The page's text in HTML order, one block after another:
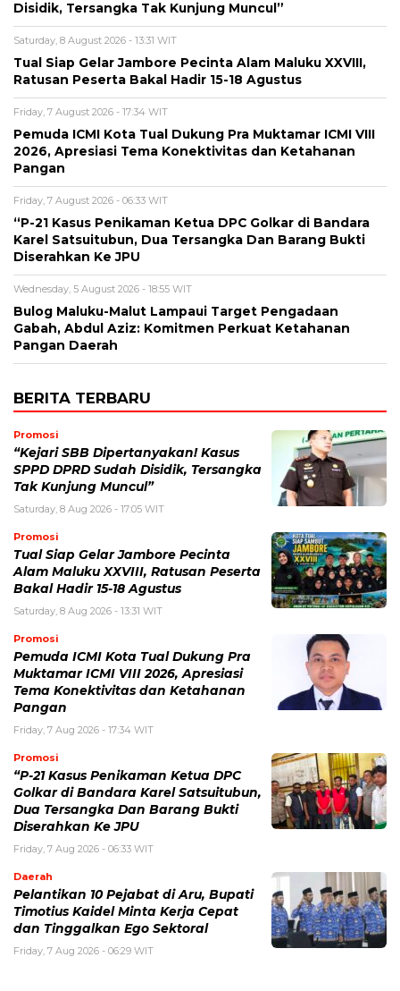
Disidik, Tersangka Tak Kunjung Muncul”
Saturday, 8 August 2026 - 13:31 WIT
Tual Siap Gelar Jambore Pecinta Alam Maluku XXVIII,
Ratusan Peserta Bakal Hadir 15-18 Agustus
Friday, 7 August 2026 - 17:34 WIT
Pemuda ICMI Kota Tual Dukung Pra Muktamar ICMI VIII
2026, Apresiasi Tema Konektivitas dan Ketahanan
Pangan
Friday, 7 August 2026 - 06:33 WIT
“P-21 Kasus Penikaman Ketua DPC Golkar di Bandara
Karel Satsuitubun, Dua Tersangka Dan Barang Bukti
Diserahkan Ke JPU
Wednesday, 5 August 2026 - 18:55 WIT
Bulog Maluku-Malut Lampaui Target Pengadaan
Gabah, Abdul Aziz: Komitmen Perkuat Ketahanan
Pangan Daerah
BERITA TERBARU
Promosi
“Kejari SBB Dipertanyakan! Kasus
SPPD DPRD Sudah Disidik, Tersangka
Tak Kunjung Muncul”
Saturday, 8 Aug 2026 - 17:05 WIT
Promosi
Tual Siap Gelar Jambore Pecinta
Alam Maluku XXVIII, Ratusan Peserta
Bakal Hadir 15-18 Agustus
Saturday, 8 Aug 2026 - 13:31 WIT
Promosi
Pemuda ICMI Kota Tual Dukung Pra
Muktamar ICMI VIII 2026, Apresiasi
Tema Konektivitas dan Ketahanan
Pangan
Friday, 7 Aug 2026 - 17:34 WIT
Promosi
“P-21 Kasus Penikaman Ketua DPC
Golkar di Bandara Karel Satsuitubun,
Dua Tersangka Dan Barang Bukti
Diserahkan Ke JPU
Friday, 7 Aug 2026 - 06:33 WIT
Daerah
Pelantikan 10 Pejabat di Aru, Bupati
Timotius Kaidel Minta Kerja Cepat
dan Tinggalkan Ego Sektoral
Friday, 7 Aug 2026 - 06:29 WIT